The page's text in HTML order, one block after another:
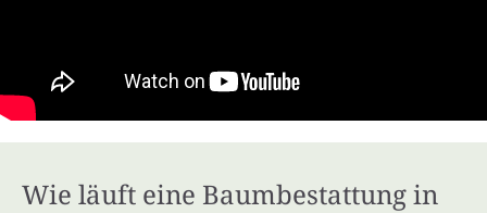
Wie läuft eine Baumbestattung in